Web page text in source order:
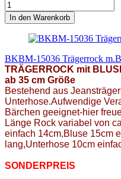
In den Warenkorb
BKBM-15036 Trägerrock
TRÄGERROCK mit
ab 35 cm Größe
Bestehend aus
Unterhose.Aufwendige
Bärchen geeignet-hier
Länge Rock variabel von
einfach 14cm,Bluse 15cm
lang,Unterhose 10cm
SONDERPREIS